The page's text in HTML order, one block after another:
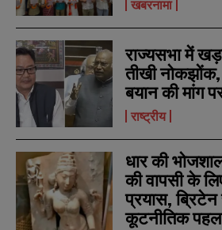
खबरनामा
राज्यसभा में
तीखी
बयान की मांग
राष्ट्रीय
धार की
की वापसी के
प्रयास,
कूटनीतिक पहल